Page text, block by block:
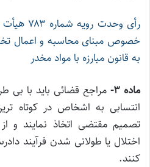
رأی وحدت
به قانون مبارزه با مواد مخدر
ماده ۳-
مراجع قضائی باید با بی
انتسابی به اشخاص در کوتاه
تصمیم مقتضی اتخاذ نمایند و
اختلال یا طولانی شدن فرآیند
کنند.